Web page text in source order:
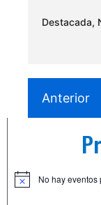
Destacada,
Anterior
No hay eventos